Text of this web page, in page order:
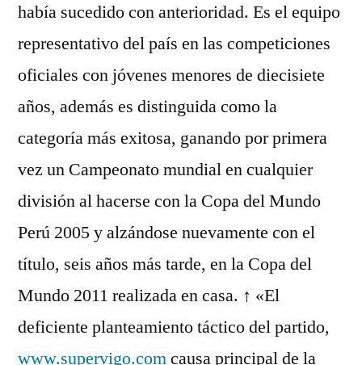
había sucedido con anterioridad. Es el equipo
representativo del país en las competiciones
oficiales con jóvenes menores de diecisiete
años, además es distinguida como la
categoría más exitosa, ganando por primera
vez un Campeonato mundial en cualquier
división al hacerse con la Copa del Mundo
Perú 2005 y alzándose nuevamente con el
título, seis años más tarde, en la Copa del
Mundo 2011 realizada en casa. ↑ «El
deficiente planteamiento táctico del partido,
www.supervigo.comcausa principal de la